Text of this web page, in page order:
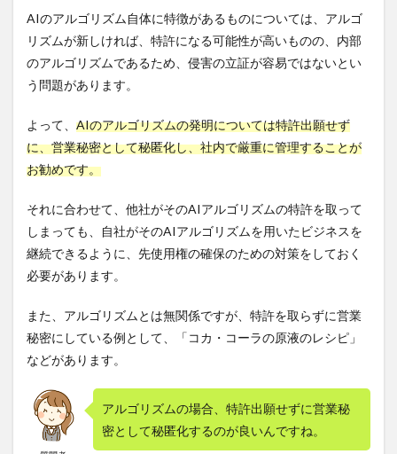
AIのアルゴリズム自体に特徴があるものについては、アルゴ
リズムが新しければ、特許になる可能性が高いものの、内部
のアルゴリズムであるため、侵害の立証が容易ではないとい
う問題があります。
よって、 AIのアルゴリズムの発明については特許出願せず
に、営業秘密として秘匿化し、社内で厳重に管理することが
お勧めです。
それに合わせて、他社がそのAIアルゴリズムの特許を取って
しまっても、自社がそのAIアルゴリズムを用いたビジネスを
継続できるように、先使用権の確保のための対策をしておく
必要があります。
また、アルゴリズムとは無関係ですが、特許を取らずに営業
秘密にしている例として、「コカ・コーラの原液のレシピ」
などがあります。
アルゴリズムの場合、特許出願せずに営業秘
密として秘匿化するのが良いんですね。